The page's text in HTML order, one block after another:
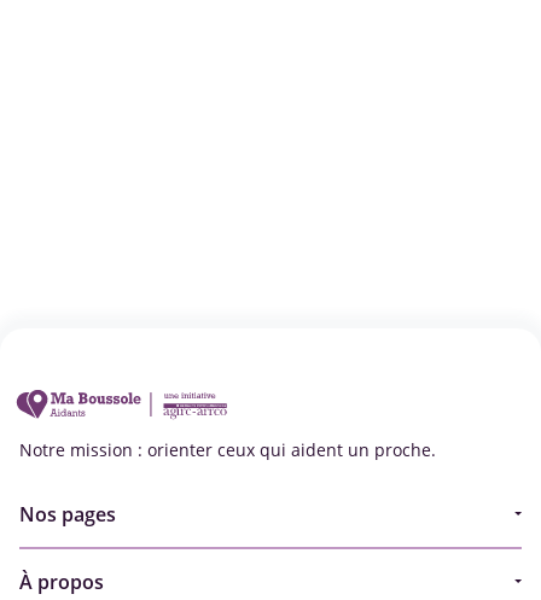
Notre mission : orienter ceux qui aident un proche.
Nos pages
À propos